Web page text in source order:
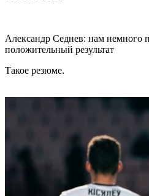
Александр Седнев: нам немного
положительный результат
Такое резюме.